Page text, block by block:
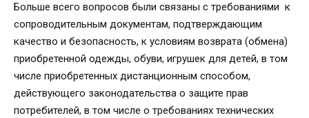
Больше всего вопросов были связаны с требованиями к
сопроводительным документам, подтверждающим
качество и безопасность, к условиям возврата (обмена)
приобретенной одежды, обуви, игрушек для детей, в том
числе приобретенных дистанционным способом,
действующего законодательства о защите прав
потребителей, в том числе о требованиях технических